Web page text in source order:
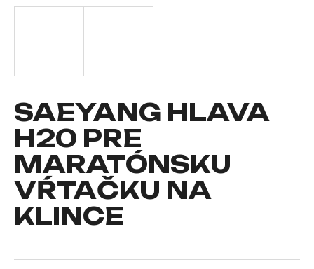
SAEYANG HLAVA
H20 PRE
MARATÓNSKU
VŔTAČKU NA
KLINCE
ť
HĽADAŤ
O